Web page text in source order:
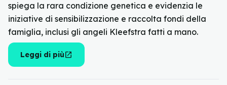
spiega la rara condizione genetica e evidenzia le
iniziative di sensibilizzazione e raccolta fondi della
famiglia, inclusi gli angeli Kleefstra fatti a mano.
Leggi di piùopen_in_new